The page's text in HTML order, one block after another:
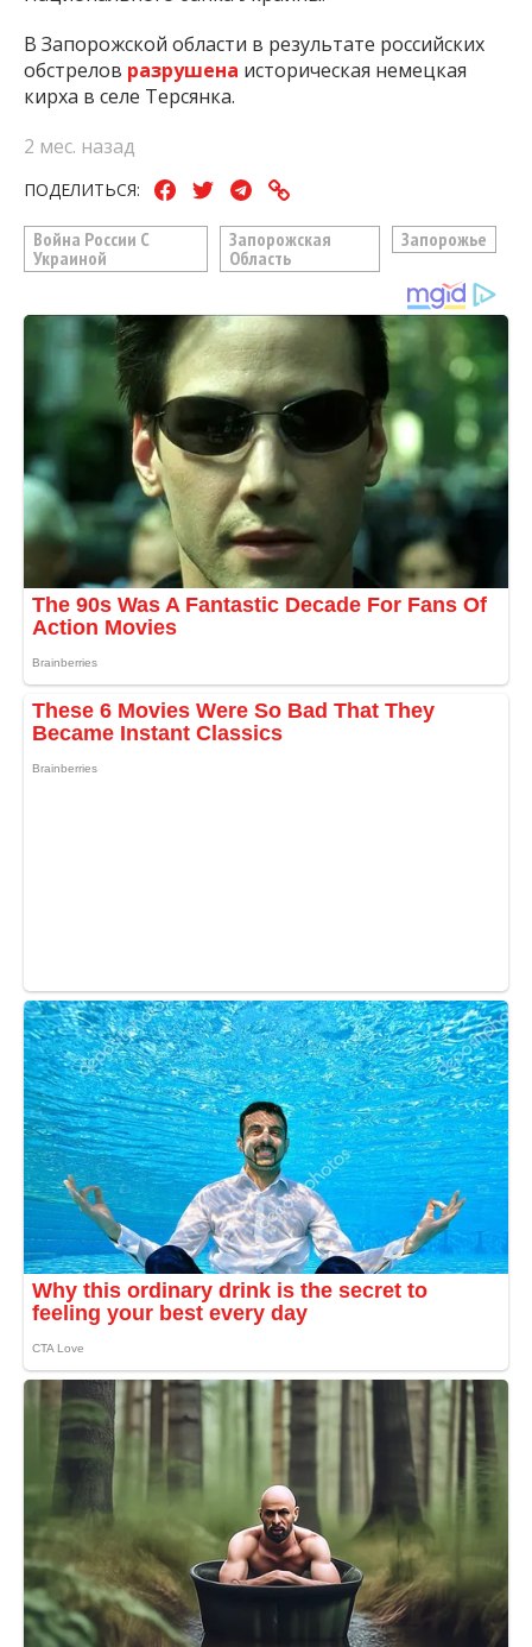
В Запорожской области в результате российских
обстрелов разрушена историческая немецкая
кирха в селе Терсянка.
2 мес. назад
ПОДЕЛИТЬСЯ:
Война России С
Украиной
Запорожская
Область
Запорожье